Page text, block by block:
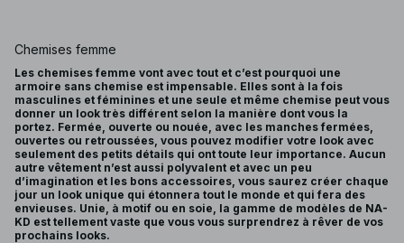
Chemises femme
Les chemises femme vont avec tout et c’est pourquoi une
armoire sans chemise est impensable. Elles sont à la fois
masculines et féminines et une seule et même chemise peut vous
donner un look très différent selon la manière dont vous la
portez. Fermée, ouverte ou nouée, avec les manches fermées,
ouvertes ou retroussées, vous pouvez modifier votre look avec
seulement des petits détails qui ont toute leur importance. Aucun
autre vêtement n’est aussi polyvalent et avec un peu
d’imagination et les bons accessoires, vous saurez créer chaque
jour un look unique qui étonnera tout le monde et qui fera des
envieuses. Unie, à motif ou en soie, la gamme de modèles de NA-
KD est tellement vaste que vous vous surprendrez à rêver de vos
prochains looks.